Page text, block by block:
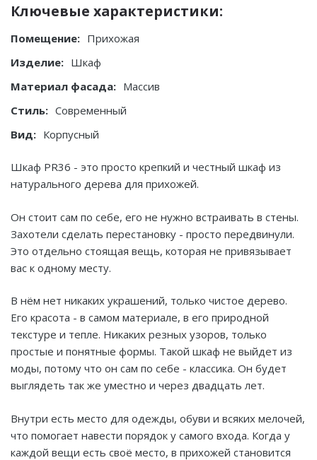
Ключевые характеристики:
Помещение: Прихожая
Изделие: Шкаф
Материал фасада: Массив
Стиль: Современный
Вид: Корпусный
Шкаф PR36 - это просто крепкий и честный шкаф из
натурального дерева для прихожей.
Он стоит сам по себе, его не нужно встраивать в стены.
Захотели сделать перестановку - просто передвинули.
Это отдельно стоящая вещь, которая не привязывает
вас к одному месту.
В нём нет никаких украшений, только чистое дерево.
Его красота - в самом материале, в его природной
текстуре и тепле. Никаких резных узоров, только
простые и понятные формы. Такой шкаф не выйдет из
моды, потому что он сам по себе - классика. Он будет
выглядеть так же уместно и через двадцать лет.
Внутри есть место для одежды, обуви и всяких мелочей,
что помогает навести порядок у самого входа. Когда у
каждой вещи есть своё место, в прихожей становится